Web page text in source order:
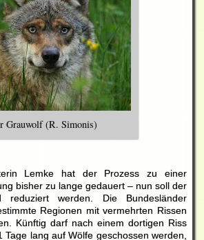
Grauwolf (R. Simonis)
Lemke hat der Prozess zu einer
bisher zu lange gedauert – nun soll der
reduziert werden. Die Bundesländer
Regionen mit vermehrten Rissen
Künftig darf nach einem dortigen Riss
Tage lang auf Wölfe geschossen werden,